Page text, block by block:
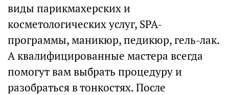
виды парикмахерских и
косметологических услуг, SPA-
программы, маникюр, педикюр, гель-лак.
А квалифицированные мастера всегда
помогут вам выбрать процедуру и
разобраться в тонкостях. После